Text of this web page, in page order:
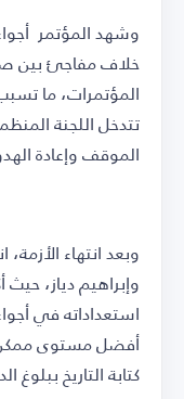
وشهد المؤتمر
خلاف مفاجئ بين
المؤتمرات، ما
تتدخل اللجنة
الموقف وإعادة
وبعد انتهاء
وإبراهيم دياز،
استعداداته في
أفضل مستوى ممكن
كتابة التاريخ